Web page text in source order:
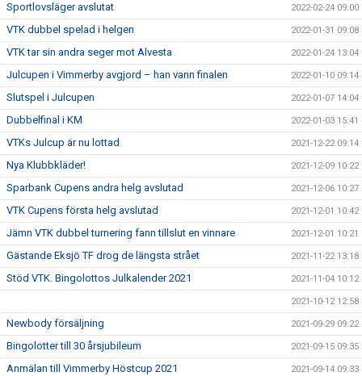
Sportlovsläger avslutat 2022-02-24 09:00
VTK dubbel spelad i helgen 2022-01-31 09:08
VTK tar sin andra seger mot Alvesta 2022-01-24 13:04
Julcupen i Vimmerby avgjord – han vann finalen 2022-01-10 09:14
Slutspel i Julcupen 2022-01-07 14:04
Dubbelfinal i KM 2022-01-03 15:41
VTKs Julcup är nu lottad 2021-12-22 09:14
Nya Klubbkläder! 2021-12-09 10:22
Sparbank Cupens andra helg avslutad 2021-12-06 10:27
VTK Cupens första helg avslutad 2021-12-01 10:42
Jämn VTK dubbel turnering fann tillslut en vinnare 2021-12-01 10:21
Gästande Eksjö TF drog de längsta strået 2021-11-22 13:18
Stöd VTK. Bingolottos Julkalender 2021 2021-11-04 10:12
2021-10-12 12:58
Newbody försäljning 2021-09-29 09:22
Bingolotter till 30 årsjubileum 2021-09-15 09:35
Anmälan till Vimmerby Höstcup 2021 2021-09-14 09:33